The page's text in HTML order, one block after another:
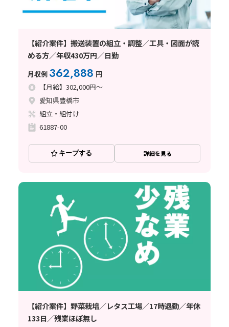
【紹介案件】搬送装置の組立・調整／工具・図面が読
める方／年収430万円／日勤
月収例 362,888 円
【月給】302,000円～
愛知県豊橋市
組立・組付け
61887-00
キープする 詳細を見る
【紹介案件】野菜栽培／レタス工場／17時退勤／年休
133日／残業ほぼ無し